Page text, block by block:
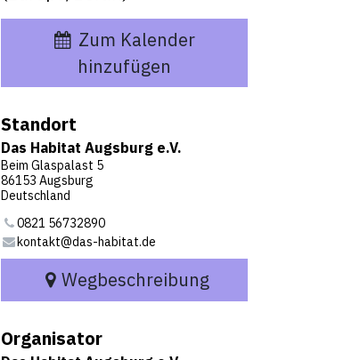
Zum Kalender
hinzufügen
Standort
Das Habitat Augsburg e.V.
Beim Glaspalast 5
86153 Augsburg
Deutschland
0821 56732890
kontakt@das-habitat.de
Wegbeschreibung
Organisator